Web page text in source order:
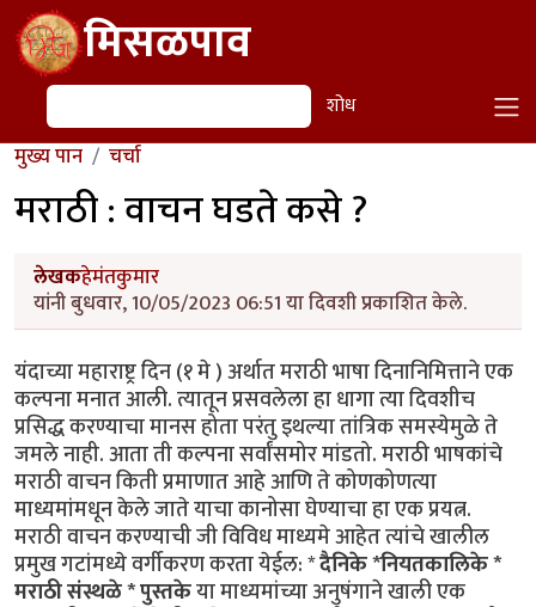
Skip to main contentमिसळपाव
शोध शोध
मुख्य पान चर्चा
मराठी : वाचन घडते कसे ?
लेखकहेमंतकुमार
यांनी बुधवार, 10/05/2023 06:51 या दिवशी प्रकाशित केले.
यंदाच्या महाराष्ट्र दिन (१ मे ) अर्थात मराठी भाषा दिनानिमित्ताने एक
कल्पना मनात आली. त्यातून प्रसवलेला हा धागा त्या दिवशीच
प्रसिद्ध करण्याचा मानस होता परंतु इथल्या तांत्रिक समस्येमुळे ते
जमले नाही. आता ती कल्पना सर्वांसमोर मांडतो. मराठी भाषकांचे
मराठी वाचन किती प्रमाणात आहे आणि ते कोणकोणत्या
माध्यमांमधून केले जाते याचा कानोसा घेण्याचा हा एक प्रयत्न.
मराठी वाचन करण्याची जी विविध माध्यमे आहेत त्यांचे खालील
प्रमुख गटांमध्ये वर्गीकरण करता येईल: *दैनिके *नियतकालिके *
मराठी संस्थळे * पुस्तकेया माध्यमांच्या अनुषंगाने खाली एक